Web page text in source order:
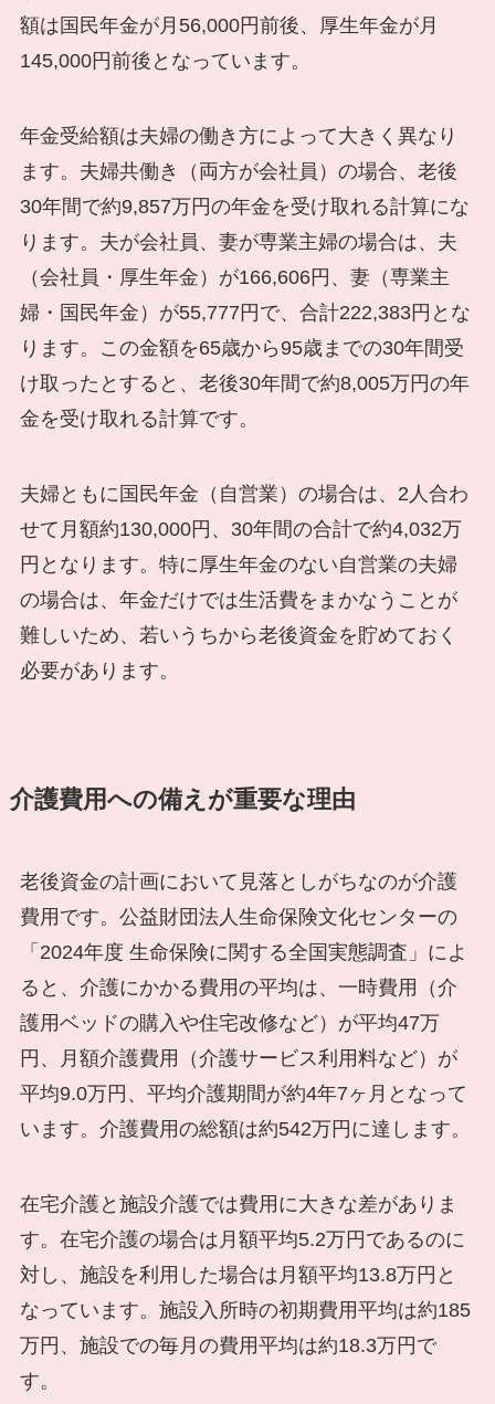
額は国民年金が月56,000円前後、厚生年金が月
145,000円前後となっています。
年金受給額は夫婦の働き方によって大きく異なり
ます。夫婦共働き（両方が会社員）の場合、老後
30年間で約9,857万円の年金を受け取れる計算にな
ります。夫が会社員、妻が専業主婦の場合は、夫
（会社員・厚生年金）が166,606円、妻（専業主
婦・国民年金）が55,777円で、合計222,383円とな
ります。この金額を65歳から95歳までの30年間受
け取ったとすると、老後30年間で約8,005万円の年
金を受け取れる計算です。
夫婦ともに国民年金（自営業）の場合は、2人合わ
せて月額約130,000円、30年間の合計で約4,032万
円となります。特に厚生年金のない自営業の夫婦
の場合は、年金だけでは生活費をまかなうことが
難しいため、若いうちから老後資金を貯めておく
必要があります。
介護費用への備えが重要な理由
老後資金の計画において見落としがちなのが介護
費用です。公益財団法人生命保険文化センターの
「2024年度 生命保険に関する全国実態調査」によ
ると、介護にかかる費用の平均は、一時費用（介
護用ベッドの購入や住宅改修など）が平均47万
円、月額介護費用（介護サービス利用料など）が
平均9.0万円、平均介護期間が約4年7ヶ月となって
います。介護費用の総額は約542万円に達します。
在宅介護と施設介護では費用に大きな差がありま
す。在宅介護の場合は月額平均5.2万円であるのに
対し、施設を利用した場合は月額平均13.8万円と
なっています。施設入所時の初期費用平均は約185
万円、施設での毎月の費用平均は約18.3万円で
す。